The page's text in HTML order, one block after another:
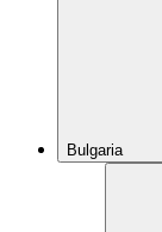
Bulgaria